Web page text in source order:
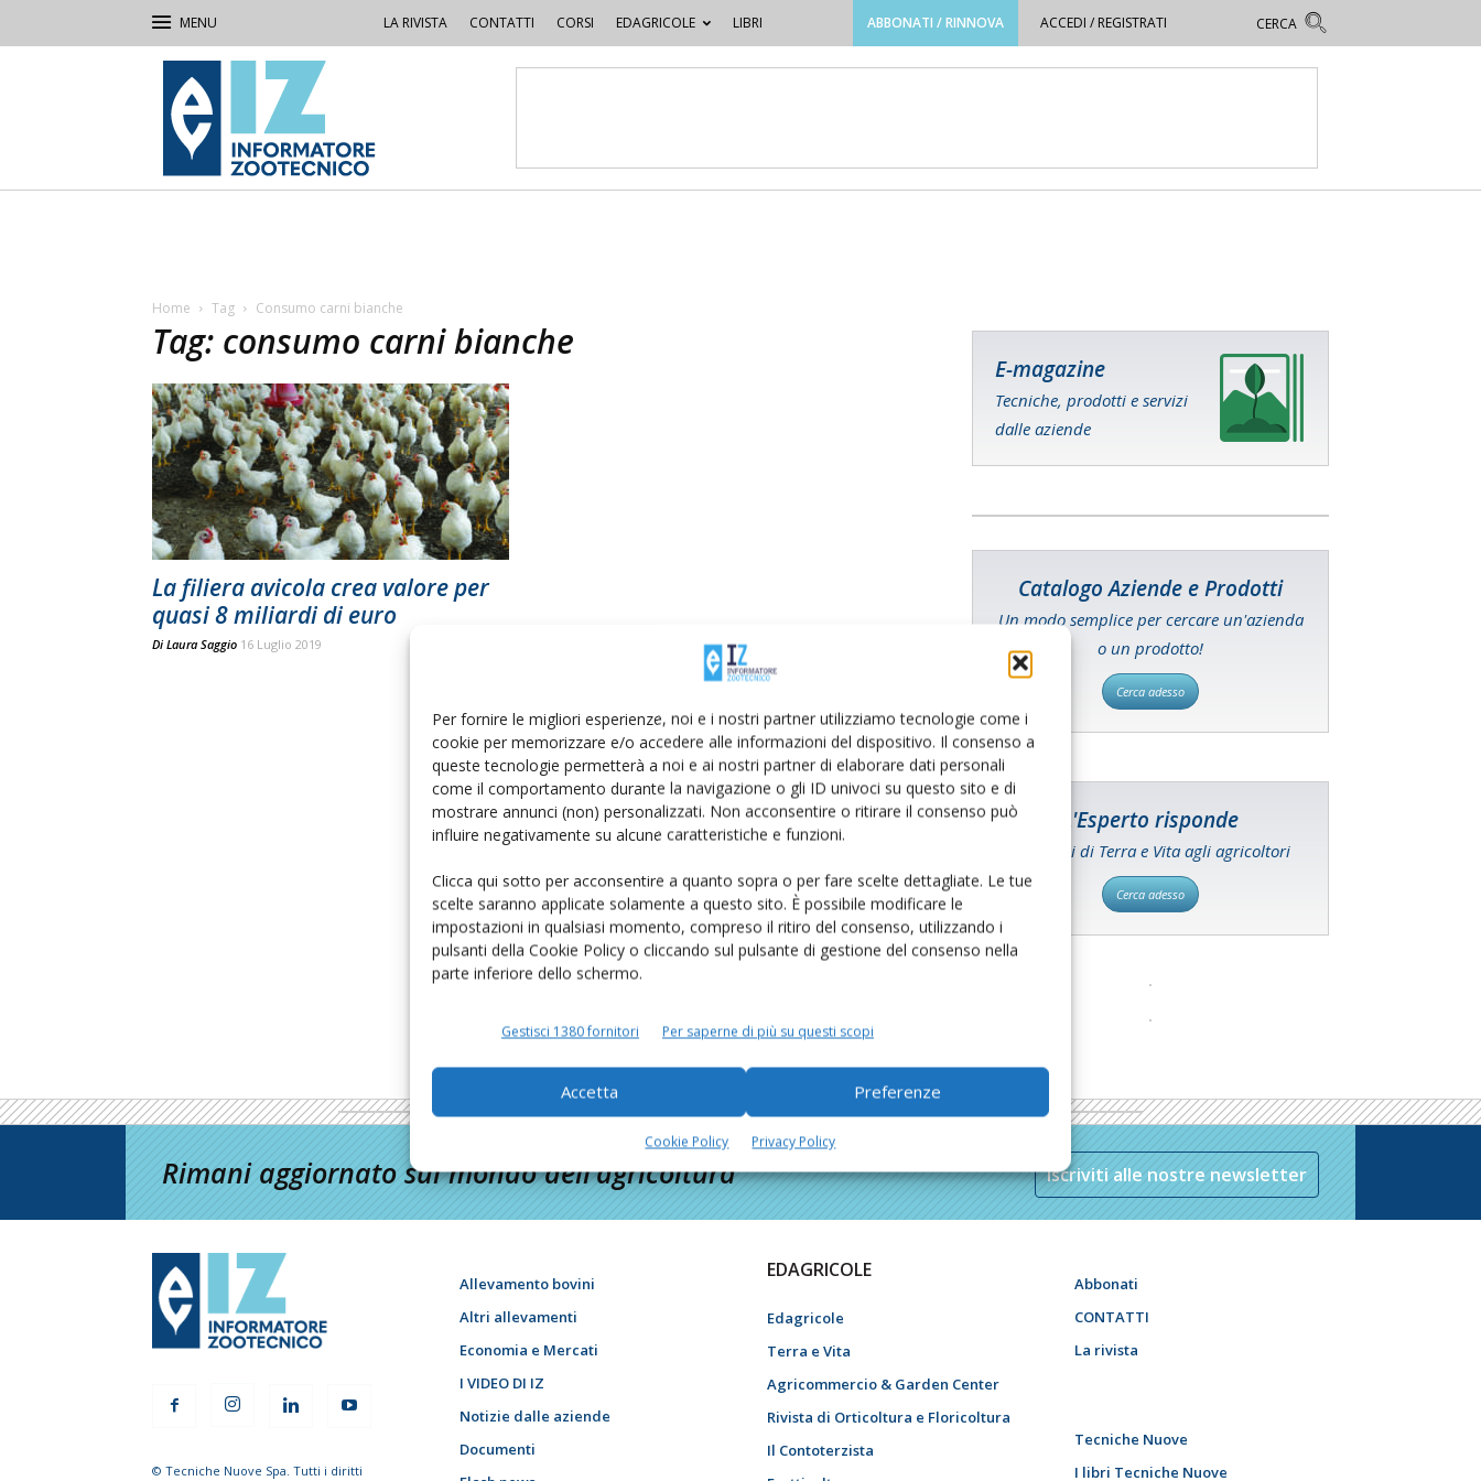
Per fornire le migliori esperienze, noi e i nostri partner utilizziamo tecnologie come i
cookie per memorizzare e/o accedere alle informazioni del dispositivo. Il consenso a
queste tecnologie permetterà a noi e ai nostri partner di elaborare dati personali
come il comportamento durante la navigazione o gli ID univoci su questo sito e di
mostrare annunci (non) personalizzati. Non acconsentire o ritirare il consenso può
influire negativamente su alcune caratteristiche e funzioni.
Clicca qui sotto per acconsentire a quanto sopra o per fare scelte dettagliate. Le tue
scelte saranno applicate solamente a questo sito. È possibile modificare le
impostazioni in qualsiasi momento, compreso il ritiro del consenso, utilizzando i
pulsanti della Cookie Policy o cliccando sul pulsante di gestione del consenso nella
parte inferiore dello schermo.
Gestisci 1380 fornitori Per saperne di più su questi scopi
Accetta Preferenze
Cookie Policy Privacy Policy
LA RIVISTA CONTATTI CORSI EDAGRICOLE LIBRI ABBONATI / RINNOVA ACCEDI / REGISTRATI
IZ
Informatore
Zootecnico
Home Tag Consumo carni bianche
Tag: consumo carni bianche
La filiera avicola crea valore per
quasi 8 miliardi di euro
Di Laura Saggio 16 Luglio 2019
E-magazine
Tecniche, prodotti e servizi
dalle aziende
Catalogo Aziende e Prodotti
Un modo semplice per cercare un'azienda
o un prodotto!
Cerca adesso
L'Esperto risponde
I consigli di Terra e Vita agli agricoltori
Cerca adesso
Rimani aggiornato sul mondo dell’agricoltura Iscriviti alle nostre newsletter
© Tecniche Nuove Spa. Tutti i diritti
Allevamento bovini
Altri allevamenti
Economia e Mercati
I VIDEO DI IZ
Notizie dalle aziende
Documenti
EDAGRICOLE
Edagricole
Terra e Vita
Agricommercio & Garden Center
Rivista di Orticoltura e Floricoltura
Il Contoterzista
Abbonati
CONTATTI
La rivista
Tecniche Nuove
I libri Tecniche Nuove